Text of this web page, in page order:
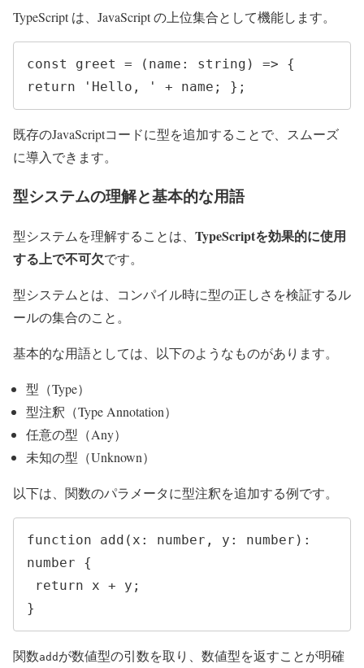
TypeScript は、JavaScript の上位集合として機能します。
const greet = (name: string) => {
return 'Hello, ' + name; };
既存のJavaScriptコードに型を追加することで、スムーズ
に導入できます。
型システムの理解と基本的な用語
型システムを理解することは、 TypeScriptを効果的に使用
する上で不可欠です。
型システムとは、コンパイル時に型の正しさを検証するル
ールの集合のこと。
基本的な用語としては、以下のようなものがあります。
型（Type）
型注釈（Type Annotation）
任意の型（Any）
未知の型（Unknown）
以下は、関数のパラメータに型注釈を追加する例です。
function add(x: number, y: number):
number {
}
関数add が数値型の引数を取り、数値型を返すことが明確